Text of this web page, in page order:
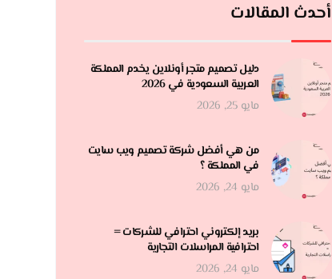
أحدث المقالات
دليل تصميم متجر أونلاين يخدم المملكة
العربية السعودية في 2026
مايو 25, 2026
من هي أفضل شركة تصميم ويب سايت
في المملكة ؟
مايو 24, 2026
بريد إلكتروني احترافي للشركات =
احترافية المراسلات التجارية
مايو 24, 2026